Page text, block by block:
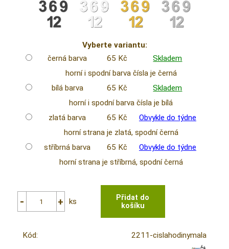
Vyberte variantu:
černá barva
65 Kč
Skladem
horní i spodní barva čísla je černá
bílá barva
65 Kč
Skladem
horní i spodní barva čísla je bílá
zlatá barva
65 Kč
Obvykle do týdne
horní strana je zlatá, spodní černá
stříbrná barva
65 Kč
Obvykle do týdne
horní strana je stříbrná, spodní černá
ks
Kód:
2211-cislahodinymala